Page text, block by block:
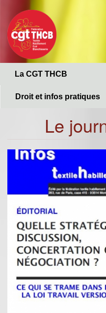
contenu
principal
La CGT THCB
Droit et infos pratiques
Le